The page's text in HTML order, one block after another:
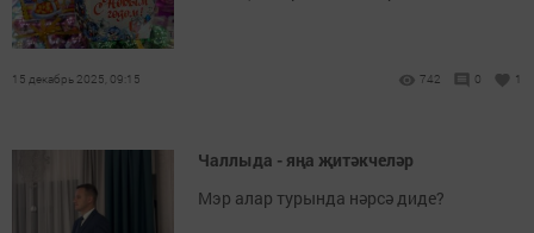
15 декабрь 2025, 09:15 742 0 1
Чаллыда - яңа җитәкчеләр
Мэр алар турында нәрсә диде?